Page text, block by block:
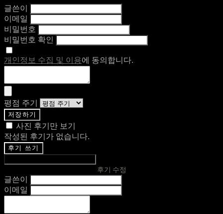
글쓴이
이메일
비밀번호
비밀번호 확인
개인정보 수집 및 이용에 동의합니다.
평점 주기
저장하기
사진 후기만 보기
작성된 후기가 없습니다.
후기 쓰기
후기 수정
글쓴이
이메일